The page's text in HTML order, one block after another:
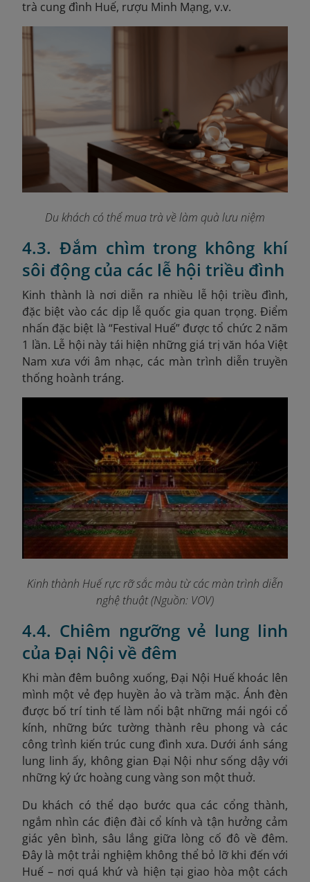
trà cung đình Huế, rượu Minh Mạng, v.v.
Du khách có thể mua trà về làm quà lưu niệm
4.3. Đắm chìm trong không khí
sôi động của các lễ hội triều đình
Kinh thành là nơi diễn ra nhiều lễ hội triều đình,
đặc biệt vào các dịp lễ quốc gia quan trọng. Điểm
nhấn đặc biệt là “Festival Huế” được tổ chức 2 năm
1 lần. Lễ hội này tái hiện những giá trị văn hóa Việt
Nam xưa với âm nhạc, các màn trình diễn truyền
thống hoành tráng.
Kinh thành Huế rực rỡ sắc màu từ các màn trình diễn
nghệ thuật (Nguồn: VOV)
4.4. Chiêm ngưỡng vẻ lung linh
của Đại Nội về đêm
Khi màn đêm buông xuống, Đại Nội Huế khoác lên
mình một vẻ đẹp huyền ảo và trầm mặc. Ánh đèn
được bố trí tinh tế làm nổi bật những mái ngói cổ
kính, những bức tường thành rêu phong và các
công trình kiến trúc cung đình xưa. Dưới ánh sáng
lung linh ấy, không gian Đại Nội như sống dậy với
những ký ức hoàng cung vàng son một thuở.
Du khách có thể dạo bước qua các cổng thành,
ngắm nhìn các điện đài cổ kính và tận hưởng cảm
giác yên bình, sâu lắng giữa lòng cố đô về đêm.
Đây là một trải nghiệm không thể bỏ lỡ khi đến với
Huế – nơi quá khứ và hiện tại giao hòa một cách